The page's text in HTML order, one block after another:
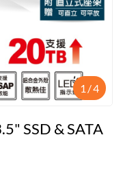
1 /4
SSD & SATA